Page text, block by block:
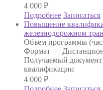
4 000 ₽
Подробнее Записаться
Повышение
железнодорожном
Объем программы
Формат —
Получаемый
квалификации
4 000 ₽